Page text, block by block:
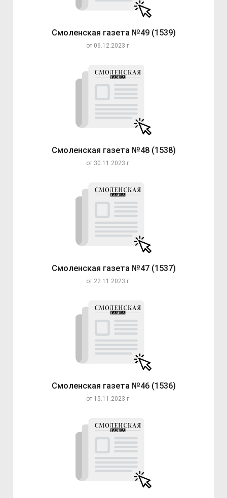
Смоленская газета №49 (1539)
от 06.12.2023 г.
Смоленская газета №48 (1538)
от 30.11.2023 г.
Смоленская газета №47 (1537)
от 22.11.2023 г.
Смоленская газета №46 (1536)
от 15.11.2023 г.